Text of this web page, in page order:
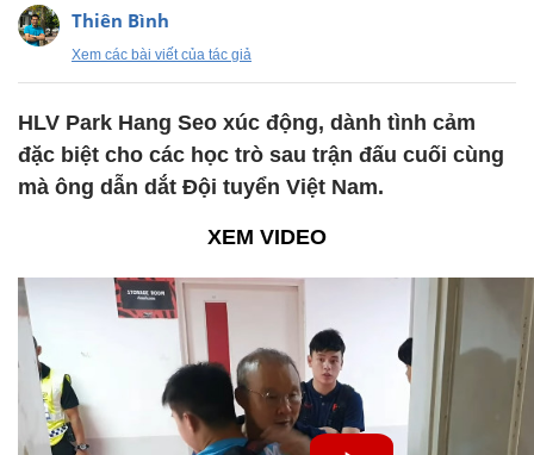
Thiên Bình
Xem các bài viết của tác giả
HLV Park Hang Seo xúc động, dành tình cảm
đặc biệt cho các học trò sau trận đấu cuối cùng
mà ông dẫn dắt Đội tuyển Việt Nam.
XEM VIDEO